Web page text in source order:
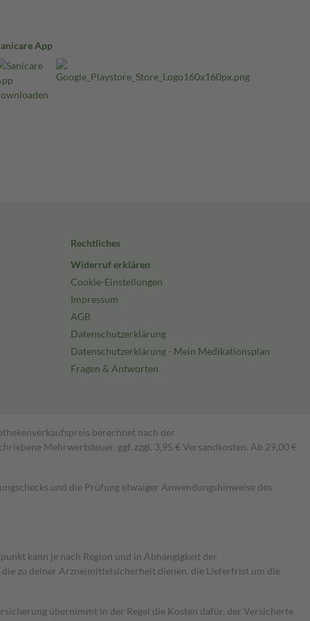
App
Rechtliches
Widerruf erklären
Cookie-Einstellungen
Impressum
AGB
Datenschutzerklärung
Datenschutzerklärung - Mein Medikationsplan
Fragen & Antworten
berechnet nach der
Mehrwertsteuer, ggf. zzgl. 3,95 € Versandkosten. Ab 29,00 €
und die Prüfung etwaiger Anwendungshinweise des
kann je nach Region und in Abhängigkeit der
zu deiner Arzneimittelsicherheit dienen, die Lieferfrist um die
übernimmt in der Regel die Kosten dafür, der Versicherte